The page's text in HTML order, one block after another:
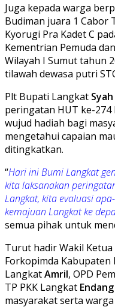
Juga kepada warga
Budiman juara 1 Cabor
Kyorugi Pra Kadet C
Kementrian Pemuda
Wilayah I Sumut tahun
tilawah dewasa putri
Plt Bupati Langkat
peringatan HUT ke-
wujud hadiah bagi
mengetahui capaian
ditingkatkan.
“Hari ini Bumi Langkat
kita laksanakan
Langkat, kita evaluasi
kemajuan Langkat ke
semua pihak untuk
Turut hadir Wakil Ketua
Forkopimda
LangkatAmril, OPD
TP PKK Langkat
masyarakat serta